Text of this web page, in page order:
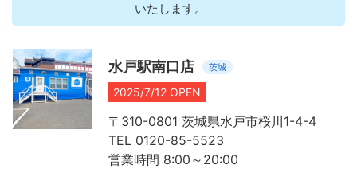
いたします。
水戸駅南口店 茨城
2025/7/12 OPEN
〒310-0801 茨城県水戸市桜川1-4-4
TEL 0120-85-5523
営業時間 8:00～20:00